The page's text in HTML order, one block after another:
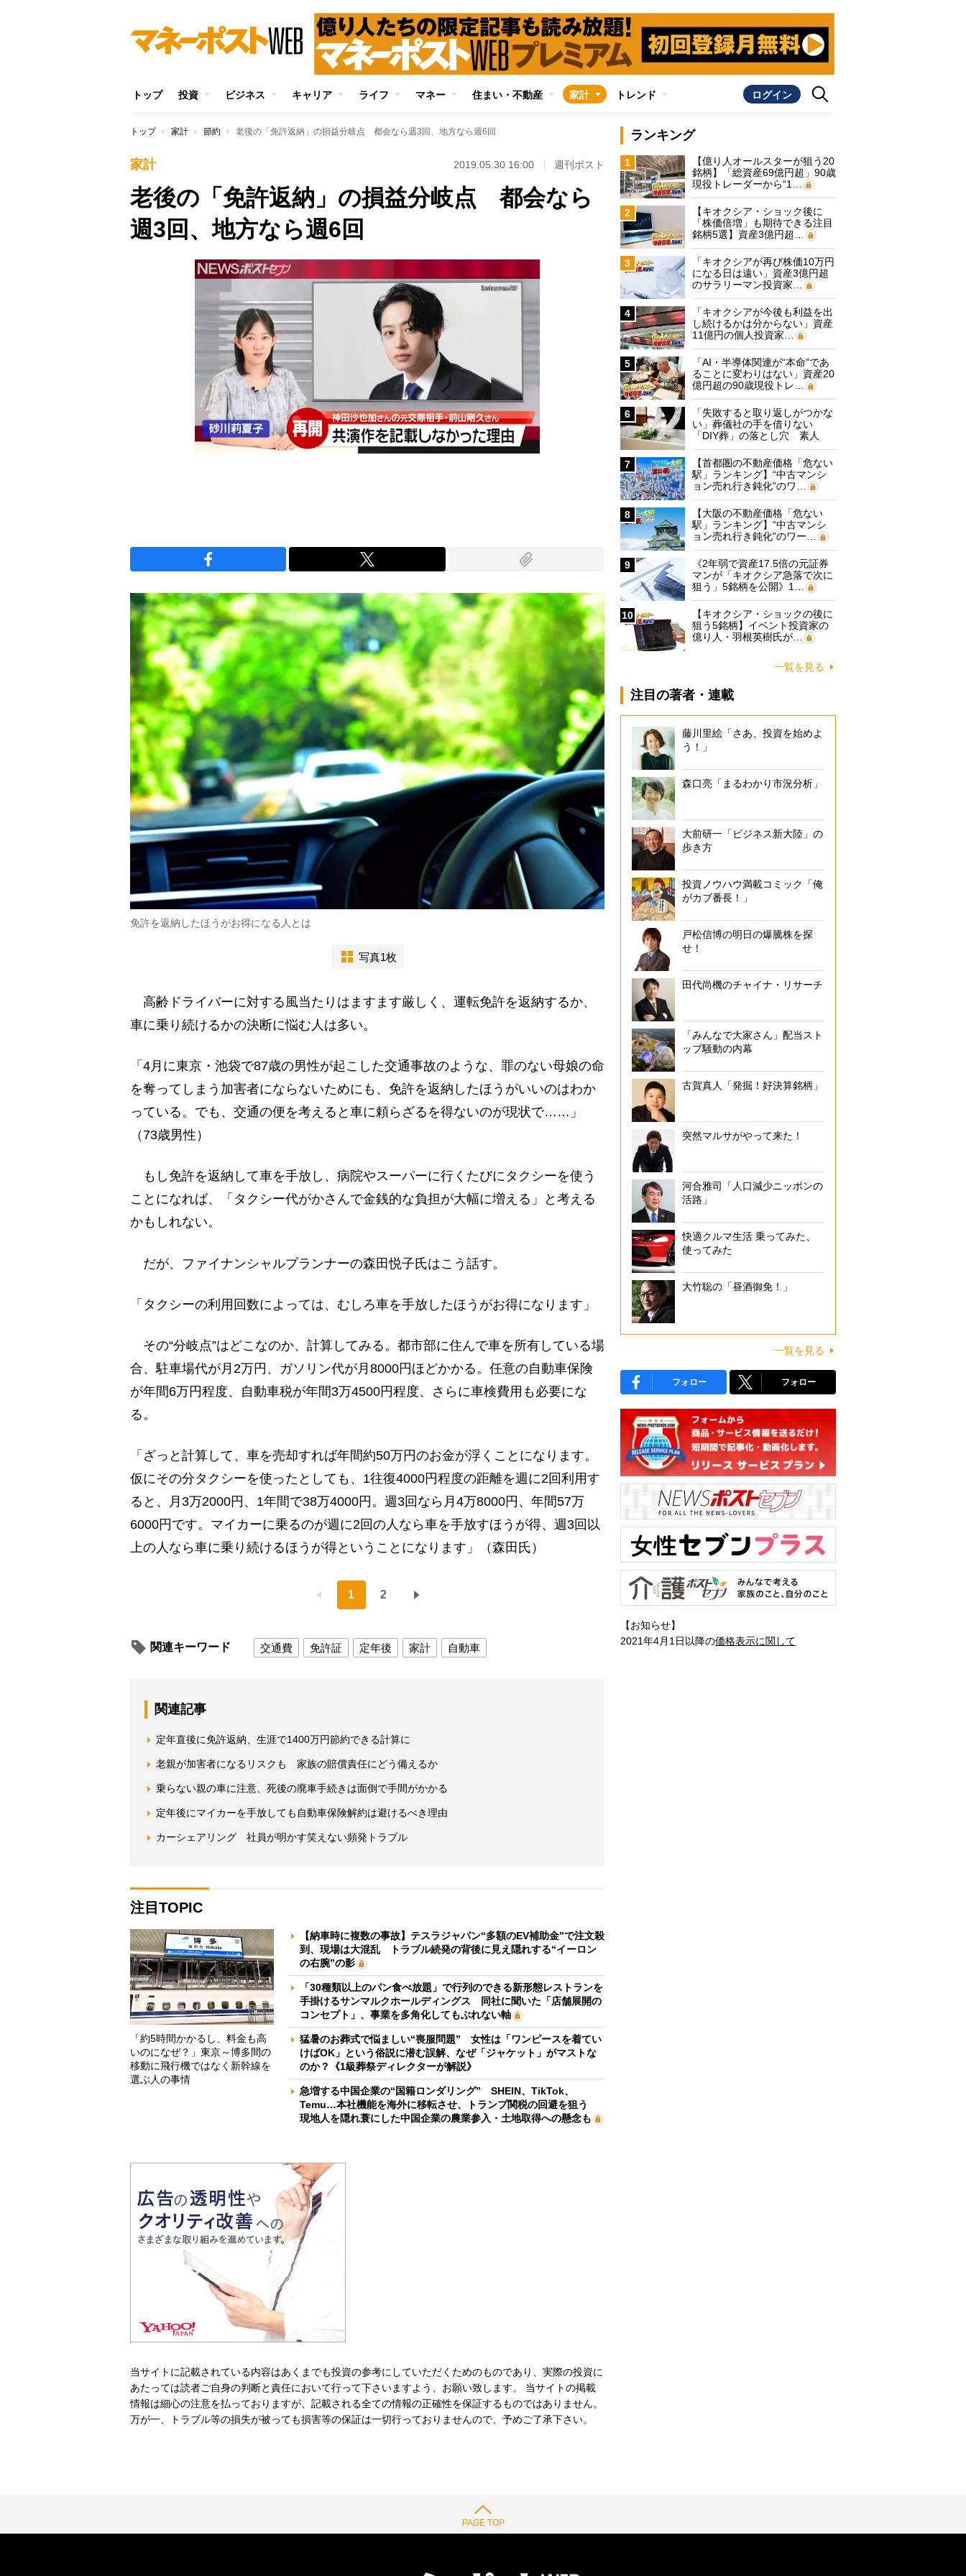
トップ 投資 ビジネス キャリア ライフ マネー 住まい・不動産 家計 トレンド ログイン
トップ 家計 節約 老後の「免許返納」の損益分岐点 都会なら週3回、地方なら週6回
家計 2019.05.30 16:00 週刊ポスト
老後の「免許返納」の損益分岐点 都会なら
週3回、地方なら週6回
免許を返納したほうがお得になる人とは
写真1枚
高齢ドライバーに対する風当たりはますます厳しく、運転免許を返納するか、
車に乗り続けるかの決断に悩む人は多い。
「4月に東京・池袋で87歳の男性が起こした交通事故のような、罪のない母娘の命
を奪ってしまう加害者にならないためにも、免許を返納したほうがいいのはわか
っている。でも、交通の便を考えると車に頼らざるを得ないのが現状で……」
（73歳男性）
もし免許を返納して車を手放し、病院やスーパーに行くたびにタクシーを使う
ことになれば、「タクシー代がかさんで金銭的な負担が大幅に増える」と考える
かもしれない。
だが、ファイナンシャルプランナーの森田悦子氏はこう話す。
「タクシーの利用回数によっては、むしろ車を手放したほうがお得になります」
その“分岐点”はどこなのか、計算してみる。都市部に住んで車を所有している場
合、駐車場代が月2万円、ガソリン代が月8000円ほどかかる。任意の自動車保険
が年間6万円程度、自動車税が年間3万4500円程度、さらに車検費用も必要にな
る。
「ざっと計算して、車を売却すれば年間約50万円のお金が浮くことになります。
仮にその分タクシーを使ったとしても、1往復4000円程度の距離を週に2回利用す
ると、月3万2000円、1年間で38万4000円。週3回なら月4万8000円、年間57万
6000円です。マイカーに乗るのが週に2回の人なら車を手放すほうが得、週3回以
上の人なら車に乗り続けるほうが得ということになります」（森田氏）
1 2
関連キーワード 交通費 免許証 定年後 家計 自動車
関連記事
定年直後に免許返納、生涯で1400万円節約できる計算に
老親が加害者になるリスクも 家族の賠償責任にどう備えるか
乗らない親の車に注意、死後の廃車手続きは面倒で手間がかかる
定年後にマイカーを手放しても自動車保険解約は避けるべき理由
カーシェアリング 社員が明かす笑えない頻発トラブル
注目TOPIC
「約5時間かかるし、料金も高
いのになぜ？」東京～博多間の
移動に飛行機ではなく新幹線を
選ぶ人の事情
【納車時に複数の事故】テスラジャパン“多額のEV補助金”で注文殺
到、現場は大混乱 トラブル続発の背後に見え隠れする“イーロン
の右腕”の影
「30種類以上のパン食べ放題」で行列のできる新形態レストランを
手掛けるサンマルクホールディングス 同社に聞いた「店舗展開の
コンセプト」、事業を多角化してもぶれない軸
猛暑のお葬式で悩ましい“喪服問題” 女性は「ワンピースを着てい
けばOK」という俗説に潜む誤解、なぜ「ジャケット」がマストな
のか？《1級葬祭ディレクターが解説》
急増する中国企業の“国籍ロンダリング” SHEIN、TikTok、
Temu…本社機能を海外に移転させ、トランプ関税の回避を狙う
現地人を隠れ蓑にした中国企業の農業参入・土地取得への懸念も
当サイトに記載されている内容はあくまでも投資の参考にしていただくためのものであり、実際の投資に
あたっては読者ご自身の判断と責任において行って下さいますよう、お願い致します。 当サイトの掲載
情報は細心の注意を払っておりますが、記載される全ての情報の正確性を保証するものではありません。
万が一、トラブル等の損失が被っても損害等の保証は一切行っておりませんので、予めご了承下さい。
ランキング
1
【億り人オールスターが狙う20
銘柄】「総資産69億円超」90歳
現役トレーダーから“1…
2
【キオクシア・ショック後に
「株価倍増」も期待できる注目
銘柄5選】資産3億円超…
3
「キオクシアが再び株価10万円
になる日は遠い」資産3億円超
のサラリーマン投資家…
4
「キオクシアが今後も利益を出
し続けるかは分からない」資産
11億円の個人投資家…
5
「AI・半導体関連が“本命”であ
ることに変わりはない」資産20
億円超の90歳現役トレ…
6
「失敗すると取り返しがつかな
い」葬儀社の手を借りない
「DIY葬」の落とし穴 素人
に…
7
【首都圏の不動産価格「危ない
駅」ランキング】“中古マンシ
ョン売れ行き鈍化”のワ…
8
【大阪の不動産価格「危ない
駅」ランキング】“中古マンシ
ョン売れ行き鈍化”のワー…
9
《2年弱で資産17.5倍の元証券
マンが「キオクシア急落で次に
狙う」5銘柄を公開》1…
10
【キオクシア・ショックの後に
狙う5銘柄】イベント投資家の
億り人・羽根英樹氏が…
一覧を見る
注目の著者・連載
藤川里絵「さあ、投資を始めよ
う！」
森口亮「まるわかり市況分析」
大前研一「ビジネス新大陸」の
歩き方
投資ノウハウ満載コミック「俺
がカブ番長！」
戸松信博の明日の爆騰株を探
せ！
田代尚機のチャイナ・リサーチ
「みんなで大家さん」配当スト
ップ騒動の内幕
古賀真人「発掘！好決算銘柄」
突然マルサがやって来た！
河合雅司「人口減少ニッポンの
活路」
快適クルマ生活 乗ってみた、
使ってみた
大竹聡の「昼酒御免！」
一覧を見る
フォロー フォロー
【お知らせ】
2021年4月1日以降の価格表示に関して
PAGE TOP